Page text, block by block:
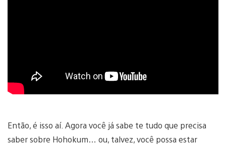
Então, é isso aí. Agora você já sabe te tudo que precisa
saber sobre Hohokum… ou, talvez, você possa estar